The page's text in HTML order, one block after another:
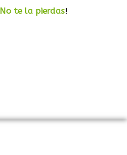
No te la pierdas!